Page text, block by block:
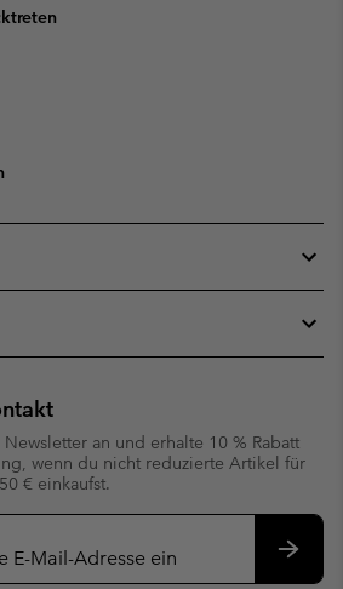
an und erhalte 10 % Rabatt
wenn du nicht reduzierte Artikel für
€ einkaufst.